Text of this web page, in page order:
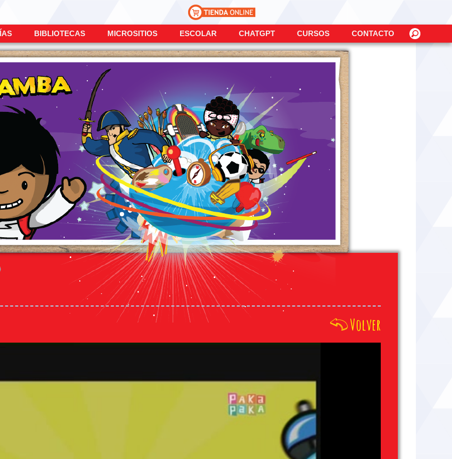
BIBLIOTECAS MICROSITIOS ESCOLAR CHATGPT CURSOS CONTACTO
Volver